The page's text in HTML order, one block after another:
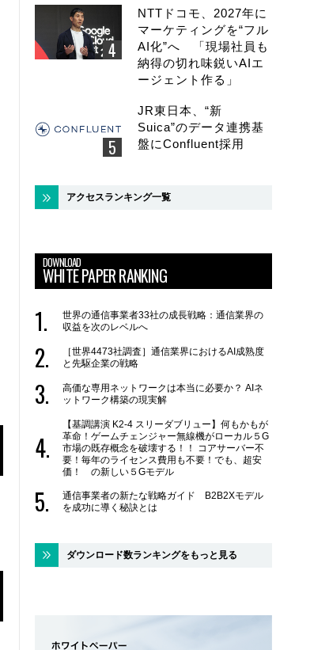
NTTドコモ、2027年に
マーケティングを“フル
AI化”へ 「現場社員も
納得の切れ味鋭いAIエ
ージェント作る」
JR東日本、“新
Suica”のデータ連携基
盤にConfluent採用
アクセスランキング一覧
DOWNLOAD
WHITE PAPER RANKING
世界の通信事業者33社の成長戦略：通信業界の
収益を次のレベルへ
［世界4473社調査］通信業界におけるAI成熟度
と先駆企業の戦略
高価な専用ネットワークは本当に必要か？ AIネ
ットワーク構築の現実解
【基調講演 K2-4 スリーダブリュー】何もかもが
革命！ゲームチェンジャー無線機がローカル５G
市場の既存概念を破壊する！！ コアサーバー不
要！毎年のライセンス費用も不要！でも、超安
価！ の新しい５Gモデル
通信事業者の新たな戦略ガイド B2B2Xモデル
を成功に導く秘訣とは
ダウンロード数ランキングをもっと見る